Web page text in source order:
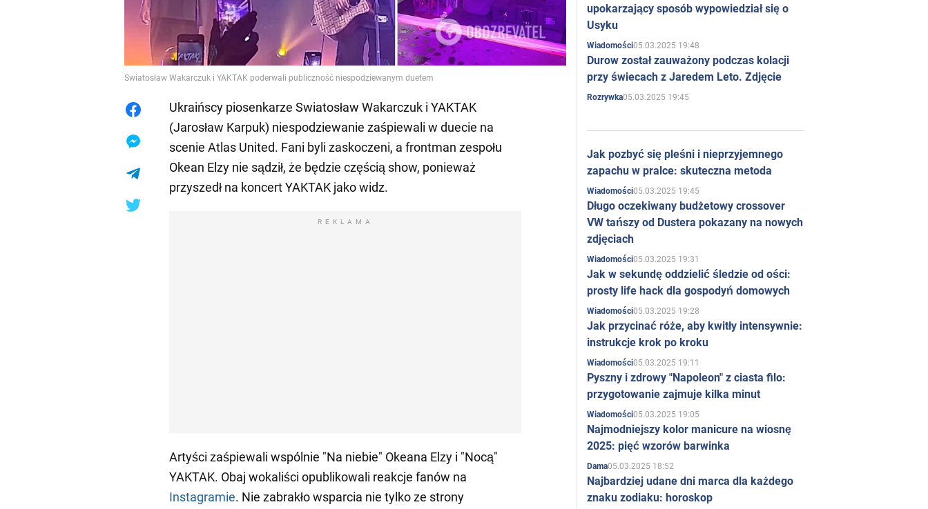
Swiatosław Wakarczuk i YAKTAK poderwali publiczność niespodziewanym duetem
Ukraińscy piosenkarze Swiatosław Wakarczuk i YAKTAK
(Jarosław Karpuk) niespodziewanie zaśpiewali w duecie na
scenie Atlas United. Fani byli zaskoczeni, a frontman zespołu
Okean Elzy nie sądził, że będzie częścią show, ponieważ
przyszedł na koncert YAKTAK jako widz.
REKLAMA
Artyści zaśpiewali wspólnie "Na niebie" Okeana Elzy i "Nocą"
YAKTAK. Obaj wokaliści opublikowali reakcje fanów na
Instagramie. Nie zabrakło wsparcia nie tylko ze strony
upokarzający sposób wypowiedział się o
Usyku
Wiadomości05.03.2025 19:48
Durow został zauważony podczas kolacji
przy świecach z Jaredem Leto. Zdjęcie
Rozrywka05.03.2025 19:45
Jak pozbyć się pleśni i nieprzyjemnego
zapachu w pralce: skuteczna metoda
Wiadomości05.03.2025 19:45
Długo oczekiwany budżetowy crossover
VW tańszy od Dustera pokazany na nowych
zdjęciach
Wiadomości05.03.2025 19:31
Jak w sekundę oddzielić śledzie od ości:
prosty life hack dla gospodyń domowych
Wiadomości05.03.2025 19:28
Jak przycinać róże, aby kwitły intensywnie:
instrukcje krok po kroku
Wiadomości05.03.2025 19:11
Pyszny i zdrowy "Napoleon" z ciasta filo:
przygotowanie zajmuje kilka minut
Wiadomości05.03.2025 19:05
Najmodniejszy kolor manicure na wiosnę
2025: pięć wzorów barwinka
Dama05.03.2025 18:52
Najbardziej udane dni marca dla każdego
znaku zodiaku: horoskop